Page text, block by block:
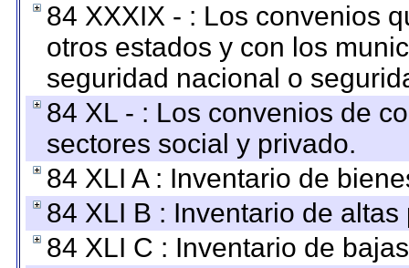
84 XXXIX - : Los convenios
otros estados y con los
seguridad nacional o
84 XL - : Los convenios de
sectores social y privado.
84 XLI A : Inventario de
84 XLI B : Inventario de
84 XLI C : Inventario de